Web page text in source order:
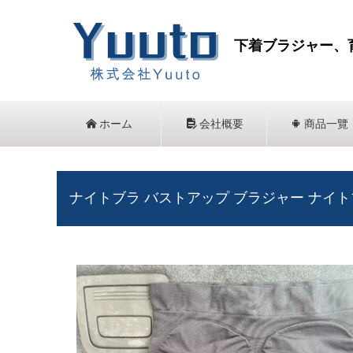
下着ブラジャー
낀 ホーム 넖 会社概要 끒 商品一覽
ナイトブラ バストアップ ブラジャー ナイ